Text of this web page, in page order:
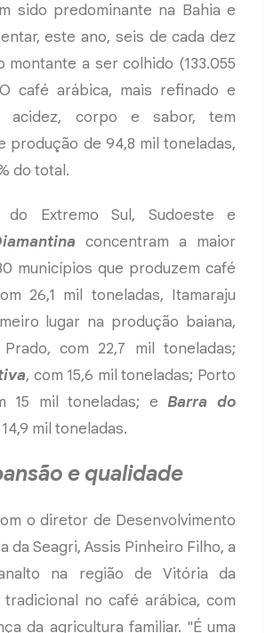
sido predominante na Bahia e
este ano, seis de cada dez
montante a ser colhido (133.055
café arábica, mais refinado e
acidez, corpo e sabor, tem
produção de 94,8 mil toneladas,
do total.
do Extremo Sul, Sudoeste e
concentram a maior
municípios que produzem café
26,1 mil toneladas, Itamaraju
lugar na produção baiana,
com 22,7 mil toneladas;
, com 15,6 mil toneladas; Porto
15 mil toneladas; eBarra do
mil toneladas.
e qualidade
o diretor de Desenvolvimento
da Seagri, Assis Pinheiro Filho, a
na região de Vitória da
no café arábica, com
da agricultura familiar. "É uma